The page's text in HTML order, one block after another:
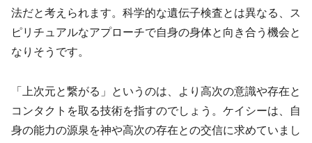
法だと考えられます。科学的な遺伝子検査とは異なる、ス
ピリチュアルなアプローチで自身の身体と向き合う機会と
なりそうです。
「上次元と繋がる」というのは、より高次の意識や存在と
コンタクトを取る技術を指すのでしょう。ケイシーは、自
身の能力の源泉を神や高次の存在との交信に求めていまし